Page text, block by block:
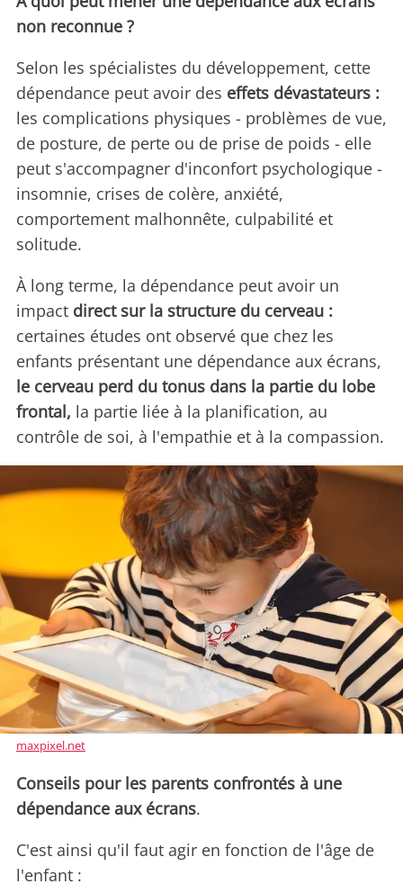
non reconnue ?
Selon les spécialistes du développement, cette
dépendance peut avoir des effets dévastateurs :
les complications physiques - problèmes de vue,
de posture, de perte ou de prise de poids - elle
peut s'accompagner d'inconfort psychologique -
insomnie, crises de colère, anxiété,
comportement malhonnête, culpabilité et
solitude.
À long terme, la dépendance peut avoir un
impact direct sur la structure du cerveau :
certaines études ont observé que chez les
enfants présentant une dépendance aux écrans,
le cerveau perd du tonus dans la partie du lobe
frontal, la partie liée à la planification, au
contrôle de soi, à l'empathie et à la compassion.
maxpixel.net
Conseils pour les parents confrontés à une
dépendance aux écrans.
C'est ainsi qu'il faut agir en fonction de l'âge de
l'enfant :